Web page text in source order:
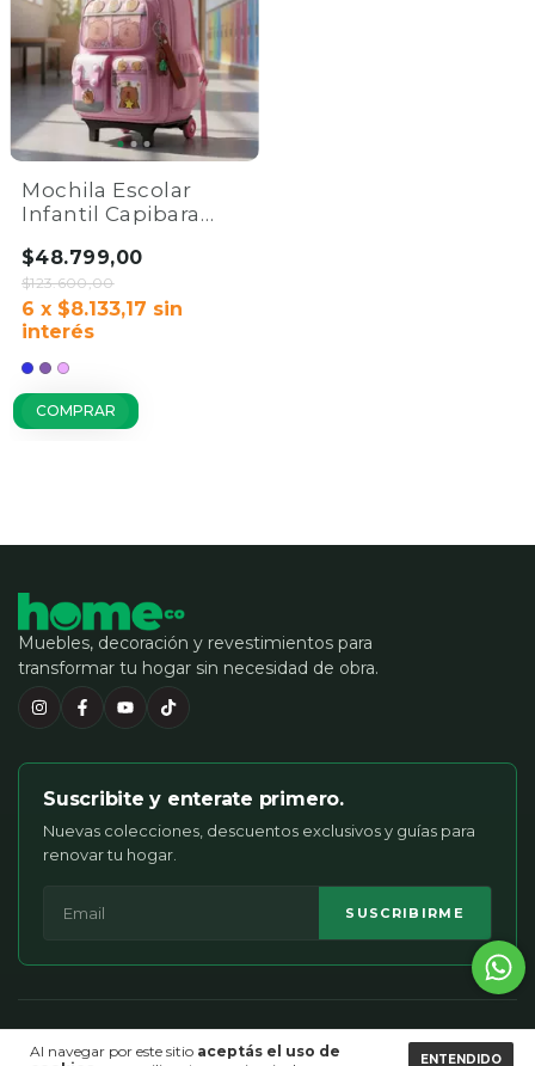
Al navegar por este sitio aceptás el uso de
ENTENDIDO
Mochila Escolar
Infantil Capibara
Ruedas Carro
Reforzada
$48.799,00
$123.600,00
6 x $8.133,17 sin
interés
COMPRAR
Muebles, decoración y revestimientos para
transformar tu hogar sin necesidad de obra.
Suscribite y enterate primero.
Nuevas colecciones, descuentos exclusivos y guías para
renovar tu hogar.
SUSCRIBIRME
AYUDA